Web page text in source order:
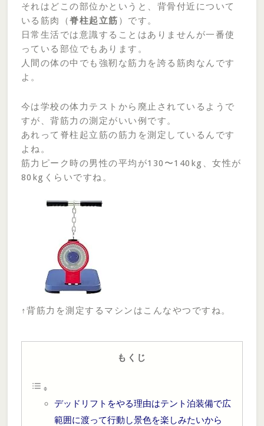
それはどこの部位かというと、背骨付近について
いる筋肉（脊柱起立筋 ）です。
日常生活では意識することはありませんが一番使
っている部位でもあります。
人間の体の中でも強靭な筋力を誇る筋肉なんです
よ。
今は学校の体力テストから廃止されているようで
すが、背筋力の測定がいい例です。
あれって脊柱起立筋の筋力を測定しているんです
よね。
筋力ピーク時の男性の平均が130〜140kg、女性が
80kgくらいですね。
↑背筋力を測定するマシンはこんなやつですね。
もくじ
デッドリフトをやる理由はテント泊装備で広
範囲に渡って行動し景色を楽しみたいから